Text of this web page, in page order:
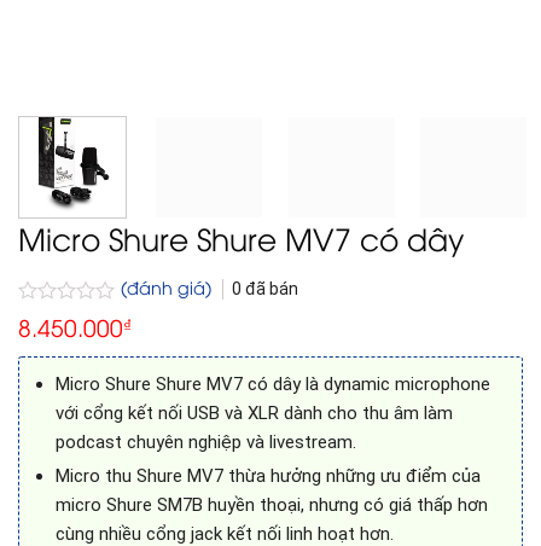
Micro Shure Shure MV7 có dây
Được
xếp
hạng
0
5
sao
(đánh giá) 0 đã bán
8.450.000₫
Micro Shure Shure MV7 có dây là dynamic microphone
với cổng kết nối USB và XLR dành cho thu âm làm
podcast chuyên nghiệp và livestream.
Micro thu Shure MV7 thừa hưởng những ưu điểm của
micro Shure SM7B huyền thoại, nhưng có giá thấp hơn
cùng nhiều cổng jack kết nối linh hoạt hơn.